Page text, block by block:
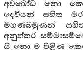
අවබෝධ නො
දෙවියන් සහිත
මහණබමුණන්
අනුත්තර
යි නො ම පිළිණ